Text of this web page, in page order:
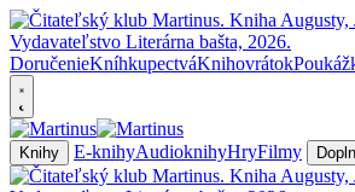
DoručenieKníhkupectváKnihovrátok
Knihy E-knihyAudioknihyHryFilmy